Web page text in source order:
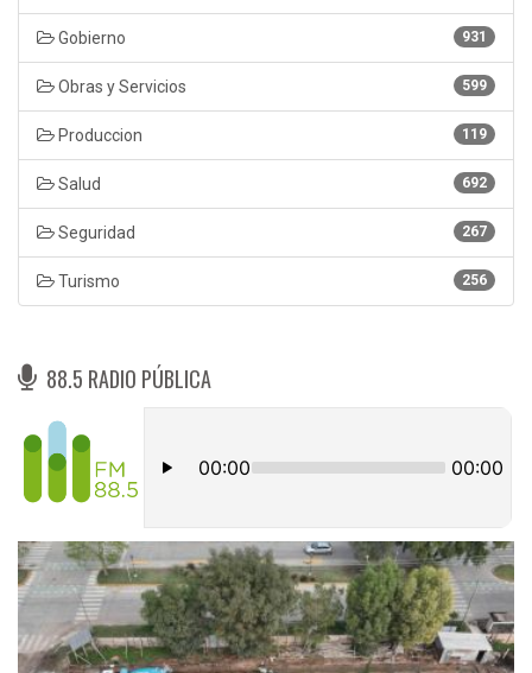
931
Gobierno
599
Obras y Servicios
119
Produccion
692
Salud
267
Seguridad
256
Turismo
88.5 RADIO PÚBLICA